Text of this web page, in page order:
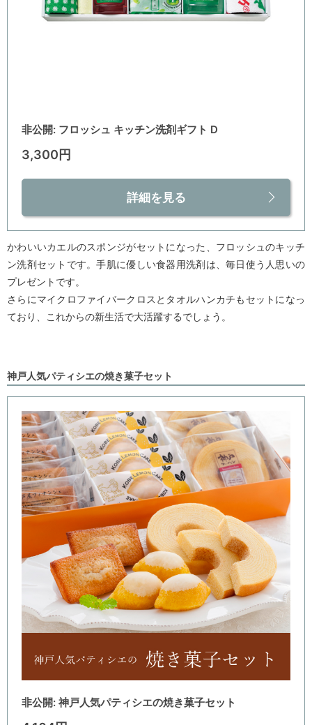
非公開: フロッシュ キッチン洗剤ギフト D
3,300円
詳細を見る
かわいいカエルのスポンジがセットになった、フロッシュのキッチ
ン洗剤セットです。手肌に優しい食器用洗剤は、毎日使う人思いの
プレゼントです。
さらにマイクロファイバークロスとタオルハンカチもセットになっ
ており、これからの新生活で大活躍するでしょう。
神戸人気パティシエの焼き菓子セット
非公開: 神戸人気パティシエの焼き菓子セット